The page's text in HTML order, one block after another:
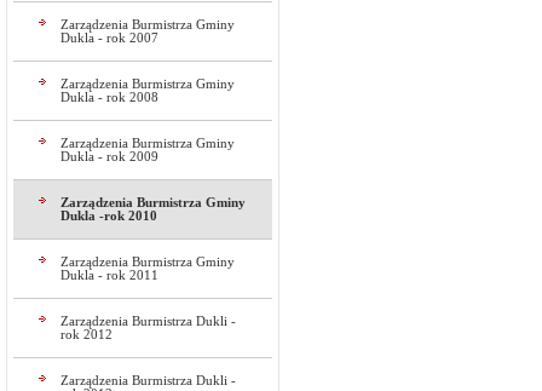
Zarządzenia Burmistrza Gminy
Dukla - rok 2007
Zarządzenia Burmistrza Gminy
Dukla - rok 2008
Zarządzenia Burmistrza Gminy
Dukla - rok 2009
Zarządzenia Burmistrza Gminy
Dukla -rok 2010
Zarządzenia Burmistrza Gminy
Dukla - rok 2011
Zarządzenia Burmistrza Dukli -
rok 2012
Zarządzenia Burmistrza Dukli -